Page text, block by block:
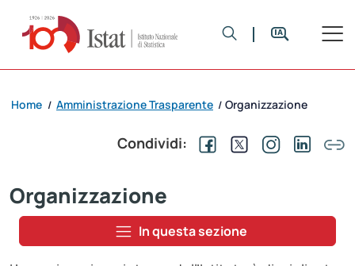
Home / Amministrazione Trasparente / Organizzazione
Condividi:
Organizzazione
In questa sezione